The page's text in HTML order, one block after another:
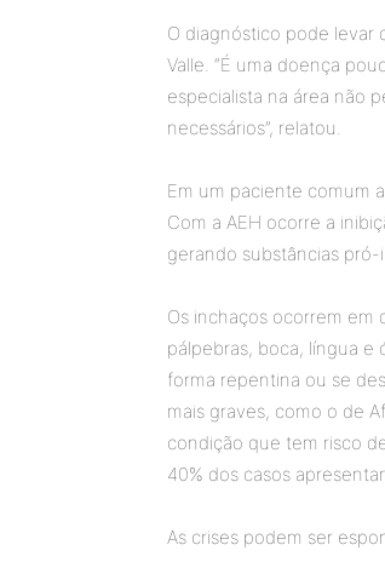
O diagnóstico pode levar
Valle. “É uma doença
especialista na área não
necessários”, relatou.
Em um paciente comum
Com a AEH ocorre a
gerando substâncias pró-
Os inchaços ocorrem em
pálpebras, boca, língua e
forma repentina ou se
mais graves, como o de
condição que tem risco
40% dos casos
As crises podem ser